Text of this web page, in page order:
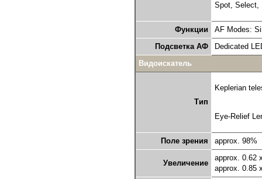
Spot, Select,
Функции
AF Modes:
Подсветка АФ
Dedicated
Видоискатель
Тип
Keplerian
Eye-Relief
Поле зрения approx. 98%
Увеличение
approx. 0.62
approx. 0.85